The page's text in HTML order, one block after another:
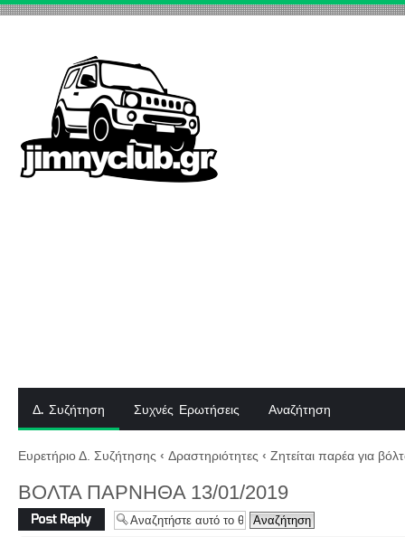
Δ. Συζήτηση Συχνές Ερωτήσεις Αναζήτηση
Ευρετήριο Δ. Συζήτησης ‹ Δραστηριότητες ‹ Ζητείται παρέα για
ΒΟΛΤΑ ΠΑΡΝΗΘΑ 13/01/2019
Δημιουργία
απάντησης